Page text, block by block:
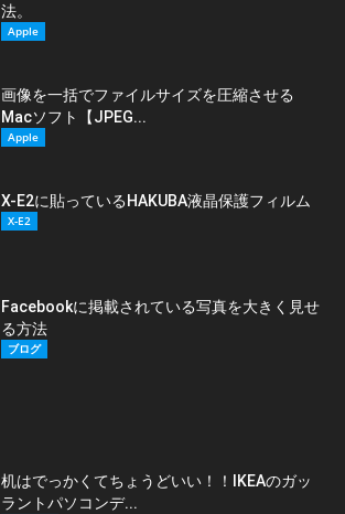
法。
Apple
画像を一括でファイルサイズを圧縮させる
Macソフト【JPEG...
Apple
X-E2に貼っているHAKUBA液晶保護フィルム
X-E2
Facebookに掲載されている写真を大きく見せ
る方法
ブログ
机はでっかくてちょうどいい！！IKEAのガッ
ラントパソコンデ...